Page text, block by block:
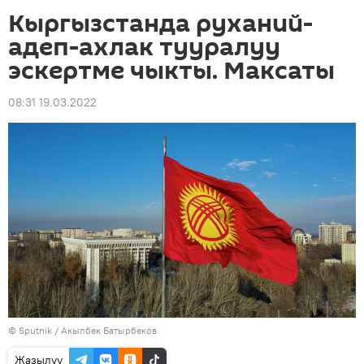
Кыргызстанда руханий-
адеп-ахлак тууралуу
эскертме чыкты. Максаты
08:31 19.03.2022
© Sputnik / Акылбек Батырбеков
Жазылуу